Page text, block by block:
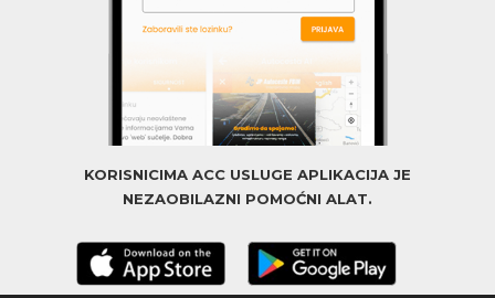
KORISNICIMA ACC USLUGE APLIKACIJA JE
NEZAOBILAZNI POMOĆNI ALAT.